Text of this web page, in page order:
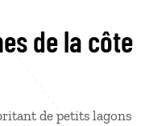
de petits lagons